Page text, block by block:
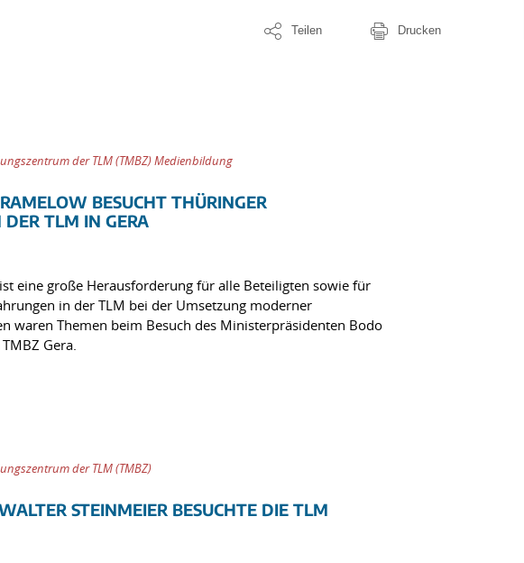
Teilen Drucken
der TLM (TMBZ) Medienbildung
BESUCHT THÜRINGER
TLM IN GERA
eine große Herausforderung für alle Beteiligten sowie für
in der TLM bei der Umsetzung moderner
waren Themen beim Besuch des Ministerpräsidenten Bodo
Gera.
der TLM (TMBZ)
STEINMEIER BESUCHTE DIE TLM